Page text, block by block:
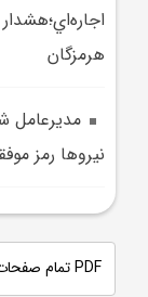
هرمزگان
مديرعامل
نيروها رمز
PDF تمام صفحات